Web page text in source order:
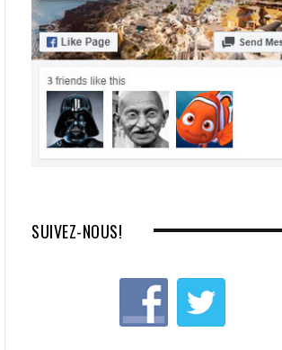
SUIVEZ-NOUS!